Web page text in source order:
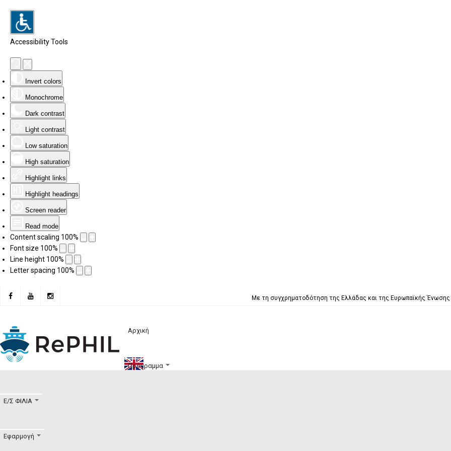
Accessibility Tools
Invert colors
Monochrome
Dark contrast
Light contrast
Low saturation
High saturation
Highlight links
Highlight headings
Screen reader
Read mode
Content scaling 100%
Font size 100%
Line height 100%
Letter spacing 100%
Με τη συγχρηματοδότηση της Ελλάδας και της Ευρωπαϊκής
Αρχική
Πρόγραμμα
Ε/Σ ΦΙΛΙΑ
Εφαρμογή